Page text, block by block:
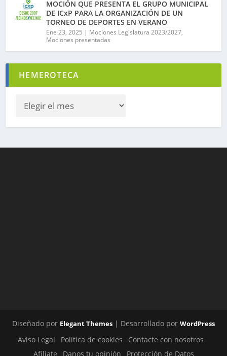
MOCIÓN QUE PRESENTA EL GRUPO MUNICIPAL
DE ICxP PARA LA ORGANIZACIÓN DE UN
TORNEO DE DEPORTES EN VERANO
Ene 23, 2025 | Mociones Legislatura 2023/2027,
Mociones presentadas
HEMEROTECA
Diseñado por Elegant Themes | Desarrollado por WordPress
Aviso Legal Política de cookies
Contacte con nosotros
Afíliate
Danos tu opinión Protección de Datos